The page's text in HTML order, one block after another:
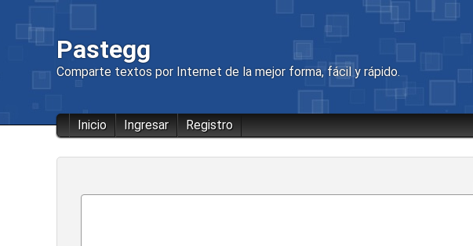
Pastegg
Comparte textos por Internet de la mejor forma, fácil y rápido.
Inicio Ingresar Registro